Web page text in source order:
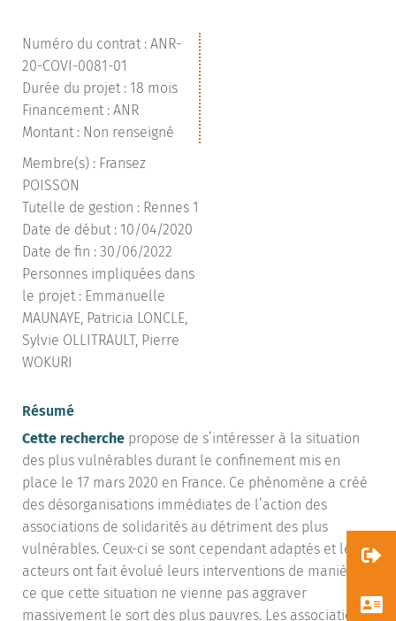
Numéro du contrat : ANR-
20-COVI-0081-01
Durée du projet : 18 mois
Financement : ANR
Montant : Non renseigné
Membre(s) : Fransez
POISSON
Tutelle de gestion : Rennes 1
Date de début : 10/04/2020
Date de fin : 30/06/2022
Personnes impliquées dans
le projet : Emmanuelle
MAUNAYE, Patricia LONCLE,
Sylvie OLLITRAULT, Pierre
WOKURI
Résumé
Cette recherche propose de s’intéresser à la situation
des plus vulnérables durant le confinement mis en
place le 17 mars 2020 en France. Ce phénomène a créé
des désorganisations immédiates de l’action des
associations de solidarités au détriment des plus
vulnérables. Ceux-ci se sont cependant adaptés et les
acteurs ont fait évolué leurs interventions de manière à
ce que cette situation ne vienne pas aggraver
massivement le sort des plus pauvres. Les associations